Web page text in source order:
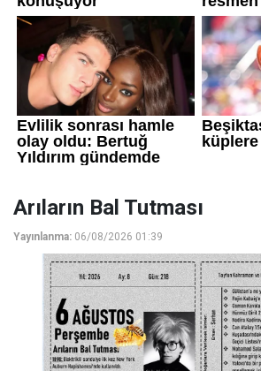
Arıların Bal Tutması
Yayınlanma: 06/08/2026 01:39